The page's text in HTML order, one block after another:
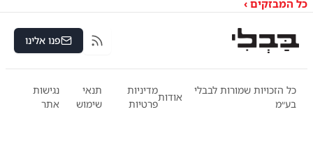
כל המבזקים ›
RSS פנו אלינו
כל הזכויות שמורות לבבלי
בע״מ
אודות
מדיניות
פרטיות
תנאי
שימוש
נגישות
אתר